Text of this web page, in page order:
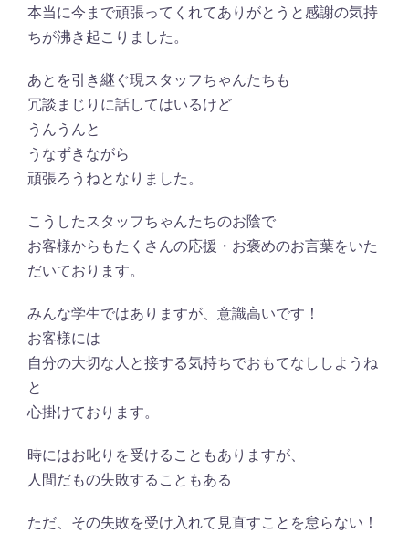
本当に今まで頑張ってくれてありがとうと感謝の気持
ちが沸き起こりました。
あとを引き継ぐ現スタッフちゃんたちも
冗談まじりに話してはいるけど
うんうんと
うなずきながら
頑張ろうねとなりました。
こうしたスタッフちゃんたちのお陰で
お客様からもたくさんの応援・お褒めのお言葉をいた
だいております。
みんな学生ではありますが、意識高いです！
お客様には
自分の大切な人と接する気持ちでおもてなししようね
と
心掛けております。
時にはお叱りを受けることもありますが、
人間だもの失敗することもある
ただ、その失敗を受け入れて見直すことを怠らない！